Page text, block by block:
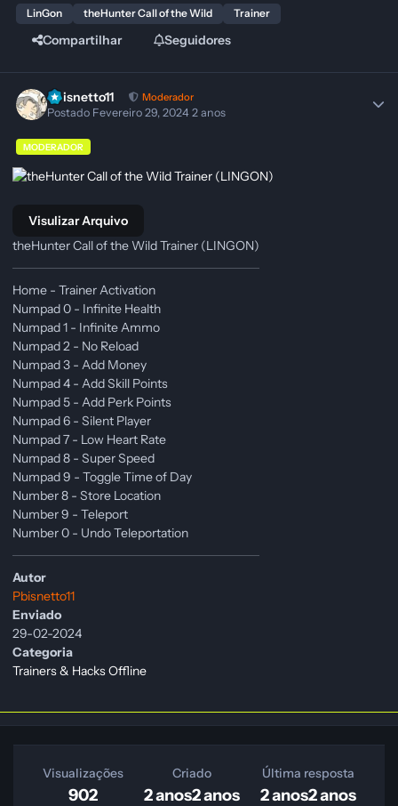
LinGon theHunter Call of the Wild Trainer
Compartilhar Seguidores
Pbisnetto11 Moderador
Postado Fevereiro 29, 20242 anos
MODERADOR
Visulizar Arquivo
theHunter Call of the Wild Trainer (LINGON)
Home - Trainer Activation
Numpad 0 - Infinite Health
Numpad 1 - Infinite Ammo
Numpad 2 - No Reload
Numpad 3 - Add Money
Numpad 4 - Add Skill Points
Numpad 5 - Add Perk Points
Numpad 6 - Silent Player
Numpad 7 - Low Heart Rate
Numpad 8 - Super Speed
Numpad 9 - Toggle Time of Day
Number 8 - Store Location
Number 9 - Teleport
Number 0 - Undo Teleportation
Autor
Pbisnetto11
Enviado
29-02-2024
Categoria
Trainers & Hacks Offline
Visualizações
902
Criado
2 anos2 anos
Última resposta
2 anos2 anos